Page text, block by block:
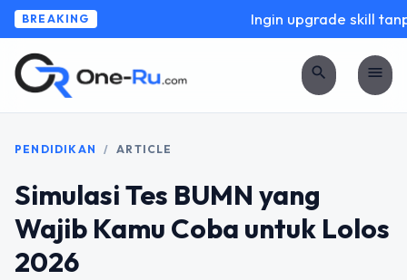
BREAKING Ingin upgrade skill
search menu
PENDIDIKAN / ARTICLE
Simulasi Tes BUMN yang
Wajib Kamu Coba untuk Lolos
2026